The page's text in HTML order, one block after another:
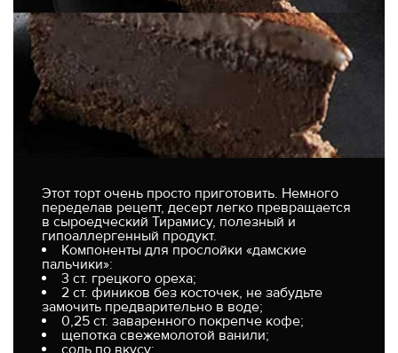
Этот торт очень просто приготовить. Немного
переделав рецепт, десерт легко превращается
в сыроедческий Тирамису, полезный и
гипоаллергенный продукт.
Компоненты для прослойки «дамские
пальчики»:
3 ст. грецкого ореха;
2 ст. фиников без косточек, не забудьте
замочить предварительно в воде;
0,25 ст. заваренного покрепче кофе;
щепотка свежемолотой ванили;